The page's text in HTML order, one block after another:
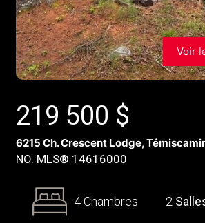
Voir
219 500 $
6215 Ch. Crescent Lodge,
NO. MLS® 14616000
4 Chambres 2